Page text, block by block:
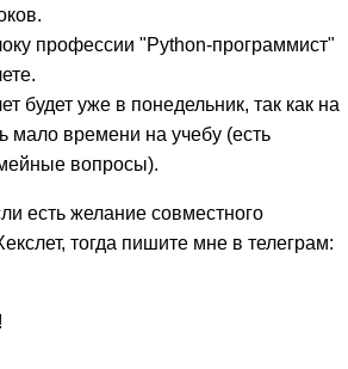
профессии "Python-программист"
будет уже в понедельник, так как на
мало времени на учебу (есть
вопросы).
есть желание совместного
тогда пишите мне в телеграм: